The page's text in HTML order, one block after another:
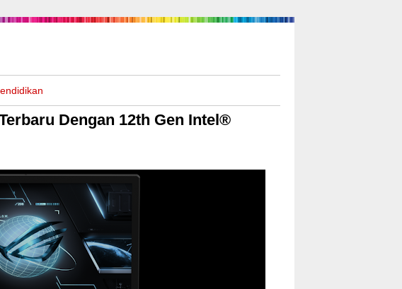
Dengan 12th Gen Intel®